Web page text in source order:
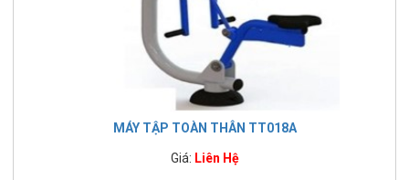
MÁY TẬP TOÀN THÂN TT018A
Giá: Liên Hệ